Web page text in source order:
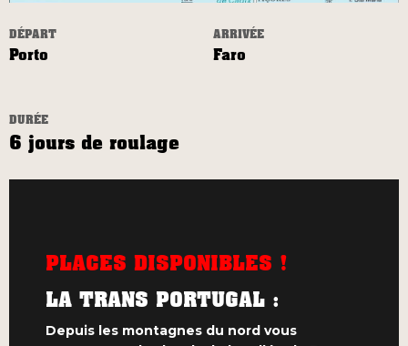
DÉPART
Porto
ARRIVÉE
Faro
DURÉE
6 jours de roulage
PLACES DISPONIBLES !
LA TRANS PORTUGAL :
Depuis les montagnes du nord vous